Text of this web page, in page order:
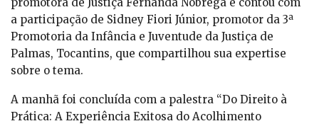
a participação de Sidney Fiori Júnior, promotor da 3ª
Promotoria da Infância e Juventude da Justiça de
Palmas, Tocantins, que compartilhou sua expertise
sobre o tema.
A manhã foi concluída com a palestra “Do Direito à
Prática: A Experiência Exitosa do Acolhimento